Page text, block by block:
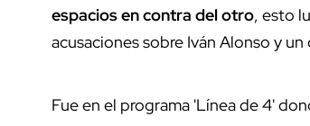
espacios en contra del otro, esto
acusaciones sobre Iván Alonso y
Fue en el programa 'Línea de 4'